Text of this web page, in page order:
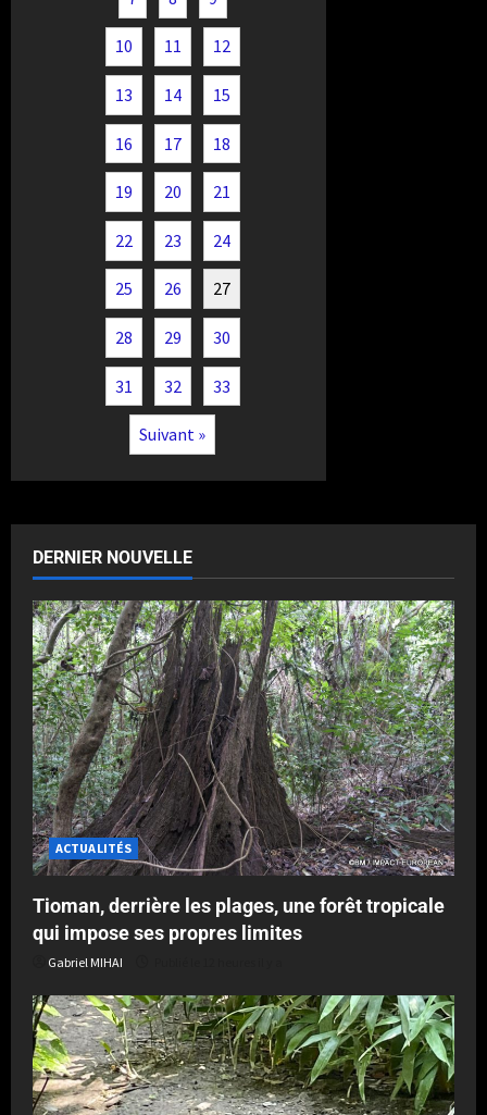
10 11 12
13 14 15
16 17 18
19 20 21
22 23 24
25 26 27
28 29 30
31 32 33
Suivant »
DERNIER NOUVELLE
ACTUALITÉS
Tioman, derrière les plages, une forêt tropicale
qui impose ses propres limites
Gabriel MIHAI